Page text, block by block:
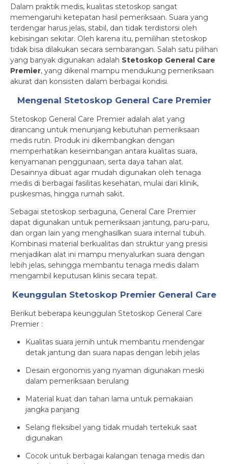
Dalam praktik medis, kualitas stetoskop sangat
memengaruhi ketepatan hasil pemeriksaan. Suara yang
terdengar harus jelas, stabil, dan tidak terdistorsi oleh
kebisingan sekitar. Oleh karena itu, pemilihan stetoskop
tidak bisa dilakukan secara sembarangan. Salah satu pilihan
yang banyak digunakan adalah Stetoskop General Care
Premier, yang dikenal mampu mendukung pemeriksaan
akurat dan konsisten dalam berbagai kondisi.
Mengenal Stetoskop General Care Premier
Stetoskop General Care Premier adalah alat yang
dirancang untuk menunjang kebutuhan pemeriksaan
medis rutin. Produk ini dikembangkan dengan
memperhatikan keseimbangan antara kualitas suara,
kenyamanan penggunaan, serta daya tahan alat.
Desainnya dibuat agar mudah digunakan oleh tenaga
medis di berbagai fasilitas kesehatan, mulai dari klinik,
puskesmas, hingga rumah sakit.
Sebagai stetoskop serbaguna, General Care Premier
dapat digunakan untuk pemeriksaan jantung, paru-paru,
dan organ lain yang menghasilkan suara internal tubuh.
Kombinasi material berkualitas dan struktur yang presisi
menjadikan alat ini mampu menyalurkan suara dengan
lebih jelas, sehingga membantu tenaga medis dalam
mengambil keputusan klinis secara tepat.
Keunggulan Stetoskop Premier General Care
Berikut beberapa keunggulan Stetoskop General Care
Premier :
Kualitas suara jernih untuk membantu mendengar
detak jantung dan suara napas dengan lebih jelas
Desain ergonomis yang nyaman digunakan meski
dalam pemeriksaan berulang
Material kuat dan tahan lama untuk pemakaian
jangka panjang
Selang fleksibel yang tidak mudah tertekuk saat
digunakan
Cocok untuk berbagai kalangan tenaga medis dan